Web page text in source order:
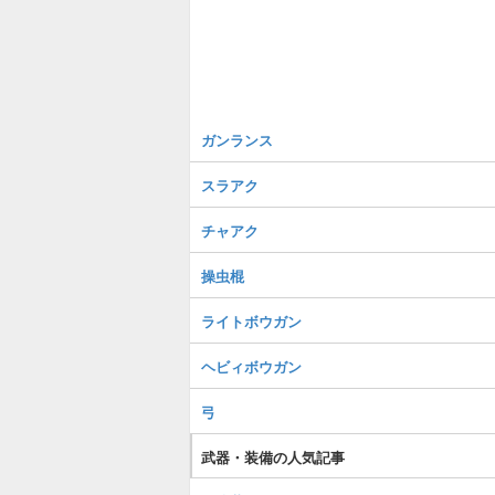
ガンランス
スラアク
チャアク
操虫棍
ライトボウガン
ヘビィボウガン
弓
武器・装備の人気記事